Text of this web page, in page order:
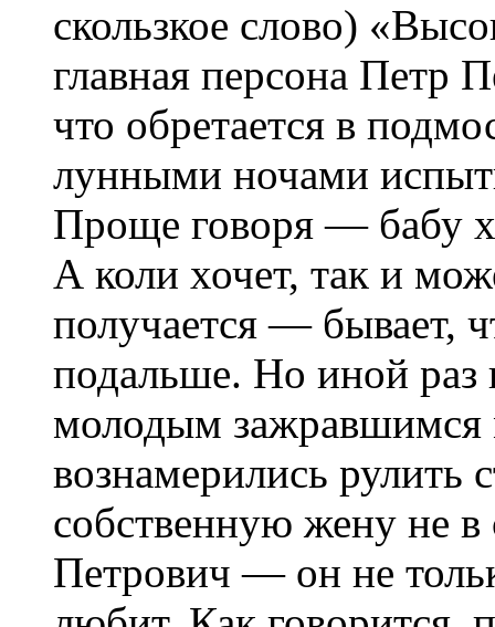
скользкое слово)
главная персона Петр
что обретается в
лунными ночами
Проще говоря — бабу
А коли хочет, так и
получается — бывает,
подальше. Но иной раз
молодым зажравшимся
вознамерились рулить
собственную жену не
Петрович — он не